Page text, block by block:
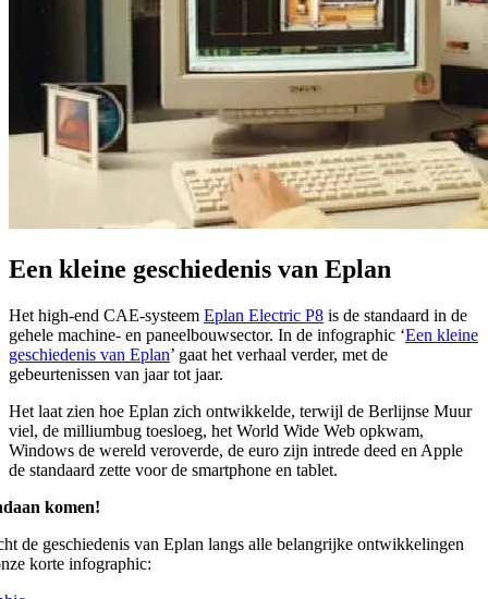
Een kleine geschiedenis van Eplan
Het high-end CAE-systeem Eplan Electric P8 is de standaard in de
gehele machine- en paneelbouwsector. In de infographic ‘Een kleine
geschiedenis van Eplan’ gaat het verhaal verder, met de
gebeurtenissen van jaar tot jaar.
Het laat zien hoe Eplan zich ontwikkelde, terwijl de Berlijnse Muur
viel, de milliumbug toesloeg, het World Wide Web opkwam,
Windows de wereld veroverde, de euro zijn intrede deed en Apple
de standaard zette voor de smartphone en tablet.
komen!
de geschiedenis van Eplan langs alle belangrijke ontwikkelingen
korte infographic: